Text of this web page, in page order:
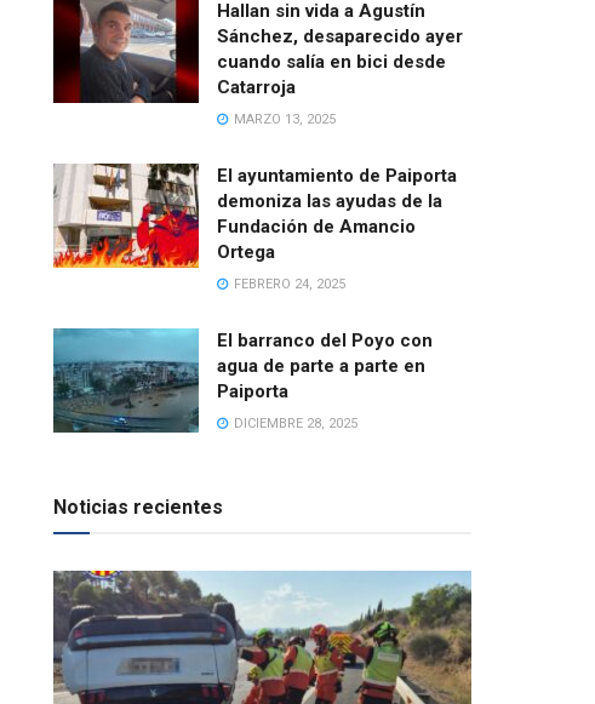
Hallan sin vida a Agustín
Sánchez, desaparecido ayer
cuando salía en bici desde
Catarroja
MARZO 13, 2025
El ayuntamiento de Paiporta
demoniza las ayudas de la
Fundación de Amancio
Ortega
FEBRERO 24, 2025
El barranco del Poyo con
agua de parte a parte en
Paiporta
DICIEMBRE 28, 2025
Noticias recientes